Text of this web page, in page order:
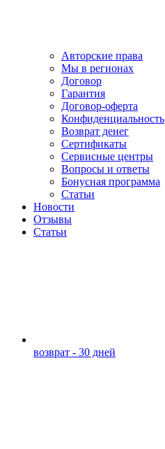
Авторские права
Мы в регионах
Договор
Гарантия
Договор-оферта
Конфиденциальность
Возврат денег
Сертификаты
Сервисные центры
Вопросы и ответы
Бонусная программа
Статьи
Новости
Отзывы
Статьи
возврат - 30 дней